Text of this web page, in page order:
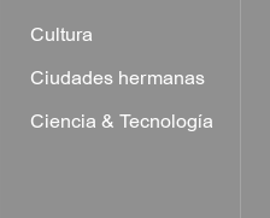
Cultura
Ciudades hermanas
Ciencia & Tecnología